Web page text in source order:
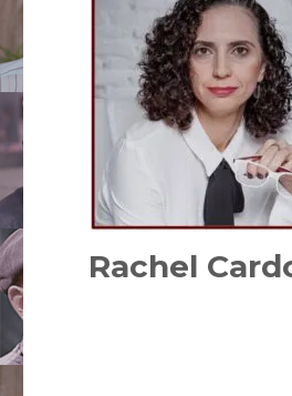
Rachel